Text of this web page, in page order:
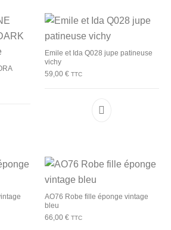
100,00 €.
est : 50,00 €.
a plusieurs variations. Les options
Emile et Ida Q028 jupe patineuse
vichy
59,00 € TTC
Ce produit a
AO76 Robe fille éponge vintage
bleu
66,00 € TTC